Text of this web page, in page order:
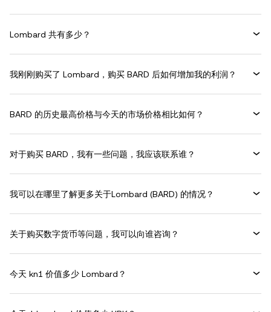
Lombard 共有多少？
我刚刚购买了 Lombard，购买 BARD 后如何增加我的利润？
BARD 的历史最高价格与今天的市场价格相比如何？
对于购买 BARD，我有一些问题，我应该联系谁？
我可以在哪里了解更多关于Lombard (BARD) 的情况？
关于购买数字货币等问题，我可以向谁咨询？
今天 kn1 价值多少 Lombard？